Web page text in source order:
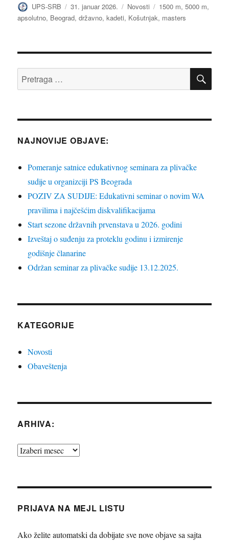
Autor
UPS-SRB Objavljeno
31. januar 2026. Kategorije
Novosti Oznake
1500 m,5000 m,
apsolutno, Beograd,državno,kadeti, Košutnjak, masters
Pretraga
za:
NAJNOVIJE OBJAVE:
Pomeranje satnice edukativnog seminara za plivačke
sudije u organizciji PS Beograda
POZIV ZA SUDIJE: Edukativni seminar o novim WA
pravilima i najčešćim diskvalifikacijama
Start sezone državnih prvenstava u 2026. godini
Izveštaj o suđenju za proteklu godinu i izmirenje
godišnje članarine
Održan seminar za plivačke sudije 13.12.2025.
KATEGORIJE
Novosti
Obaveštenja
ARHIVA:
Arhiva:
PRIJAVA NA MEJL LISTU
Ako želite automatski da dobijate sve nove objave sa sajta